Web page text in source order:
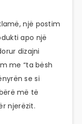
një postim
apo një
dizajni
me “ta bësh
se si
më të
njerëzit.